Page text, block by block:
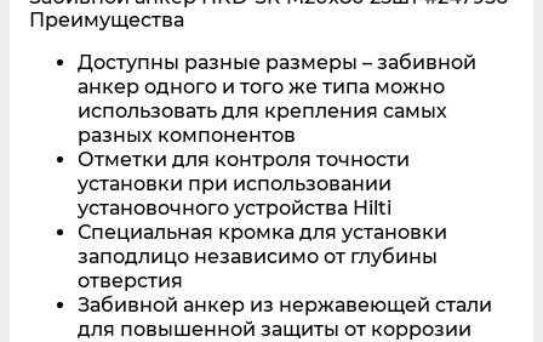
Преимущества
Доступны разные размеры – забивной
анкер одного и того же типа можно
использовать для крепления самых
разных компонентов
Отметки для контроля точности
установки при использовании
установочного устройства Hilti
Специальная кромка для установки
заподлицо независимо от глубины
отверстия
Забивной анкер из нержавеющей стали
для повышенной защиты от коррозии